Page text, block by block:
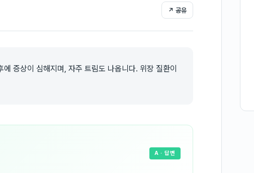
↗ 공유
증상이 심해지며, 자주 트림도 나옵니다. 위장 질환이
A · 답변